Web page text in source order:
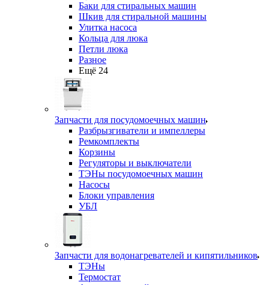
Баки для стиральных машин
Шкив для стиральной машины
Улитка насоса
Кольца для люка
Петли люка
Разное
Ещё 24
Запчасти для посудомоечных машин
Разбрызгиватели и импеллеры
Ремкомплекты
Корзины
Регуляторы и выключатели
ТЭНы посудомоечных машин
Насосы
Блоки управления
УБЛ
Запчасти для водонагревателей и кипятильников
ТЭНы
Термостат